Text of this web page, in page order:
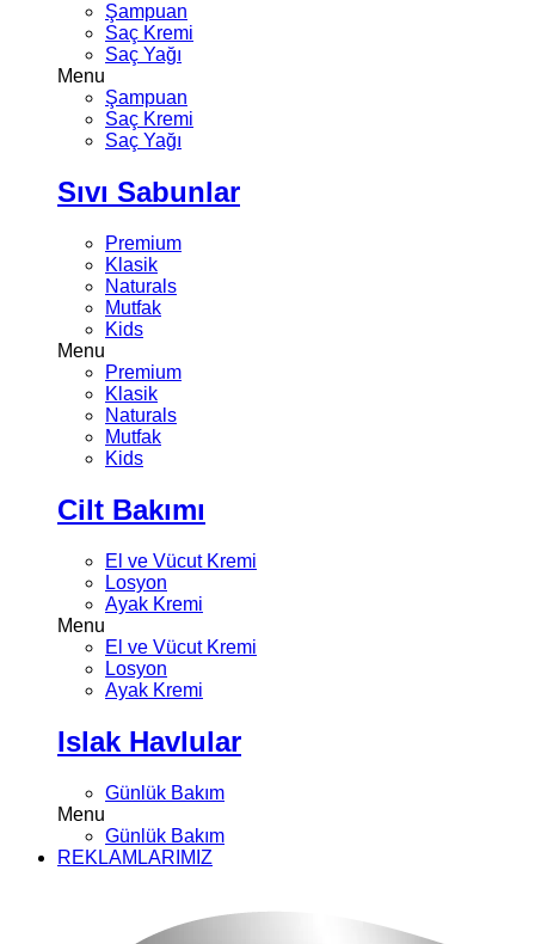
Şampuan
Saç Kremi
Saç Yağı
Menu
Şampuan
Saç Kremi
Saç Yağı
Sıvı Sabunlar
Premium
Klasik
Naturals
Mutfak
Kids
Menu
Premium
Klasik
Naturals
Mutfak
Kids
Cilt Bakımı
El ve Vücut Kremi
Losyon
Ayak Kremi
Menu
El ve Vücut Kremi
Losyon
Ayak Kremi
Islak Havlular
Günlük Bakım
Menu
Günlük Bakım
REKLAMLARIMIZ